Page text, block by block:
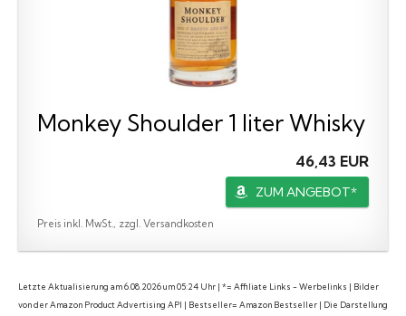
Monkey Shoulder 1 liter Whisky
46,43 EUR
ZUM ANGEBOT*
Preis inkl. MwSt., zzgl. Versandkosten
Letzte Aktualisierung am 6.08.2026 um 05:24 Uhr | *= Affiliate Links - Werbelinks | Bilder
von der Amazon Product Advertising API | Bestseller= Amazon Bestseller | Die Darstellung